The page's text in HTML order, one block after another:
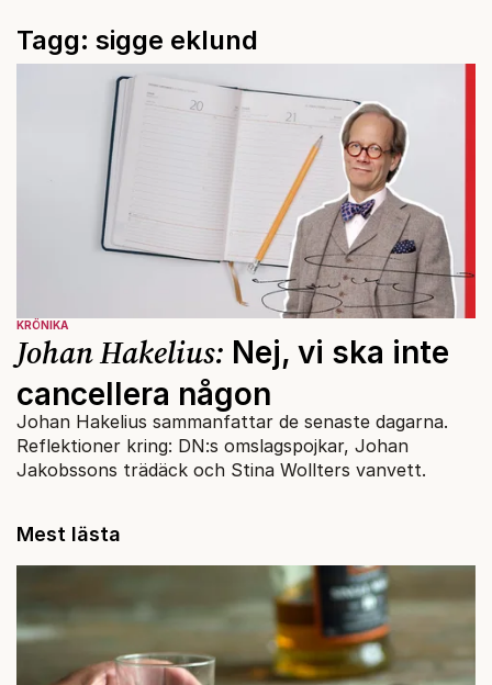
Tagg: sigge eklund
KRÖNIKA
Johan Hakelius: Nej, vi ska inte
cancellera någon
Johan Hakelius sammanfattar de senaste dagarna.
Reflektioner kring: DN:s omslagspojkar, Johan
Jakobssons trädäck och Stina Wollters vanvett.
Mest lästa